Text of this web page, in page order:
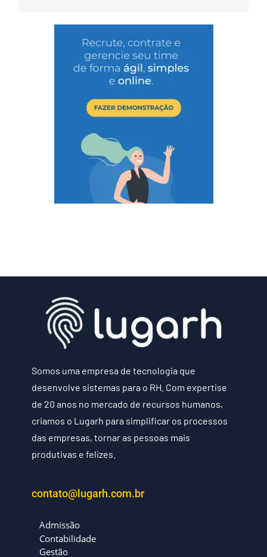
Somos uma empresa de tecnologia que
desenvolve sistemas para o RH. Com expertise
de 20 anos no mercado de recursos humanos,
criamos o Lugarh para simplificar os processos
das empresas, tornar as pessoas mais
produtivas e felizes.
contato@lugarh.com.br
Admissão
Contabilidade
Gestão